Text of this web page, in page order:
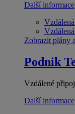
Další informace
Zobrazit plány
Podnik
Vzdálené
Další informace